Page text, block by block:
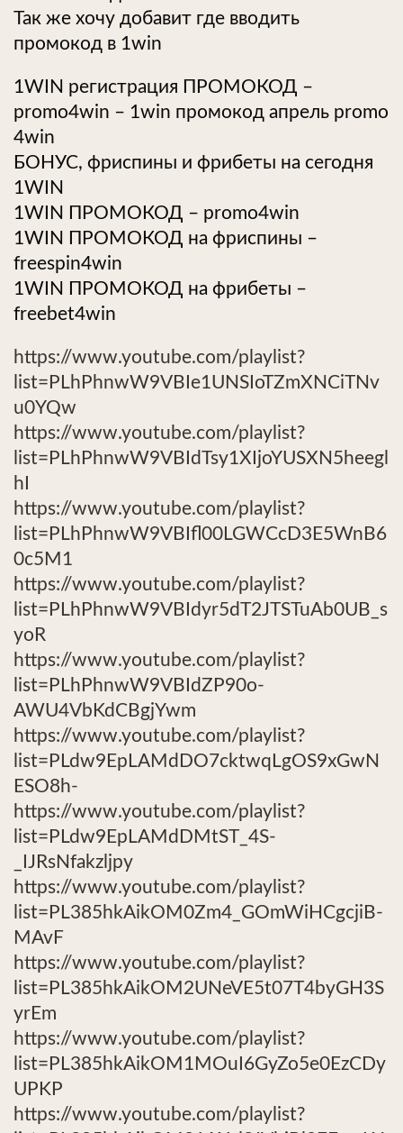
Так же хочу добавит где вводить
промокод в 1win
1WIN регистрация ПРОМОКОД –
promo4win – 1win промокод апрель promo
4win
БОНУС, фриспины и фрибеты на сегодня
1WIN
1WIN ПРОМОКОД – promo4win
1WIN ПРОМОКОД на фриспины –
freespin4win
1WIN ПРОМОКОД на фрибеты –
freebet4win
https://www.youtube.com/playlist?
list=PLhPhnwW9VBIe1UNSIoTZmXNCiTNv
u0YQw
https://www.youtube.com/playlist?
list=PLhPhnwW9VBIdTsy1XIjoYUSXN5heegl
hI
https://www.youtube.com/playlist?
list=PLhPhnwW9VBIfl00LGWCcD3E5WnB6
0c5M1
https://www.youtube.com/playlist?
list=PLhPhnwW9VBIdyr5dT2JTSTuAb0UB_s
yoR
https://www.youtube.com/playlist?
list=PLhPhnwW9VBIdZP90o-
AWU4VbKdCBgjYwm
https://www.youtube.com/playlist?
list=PLdw9EpLAMdDO7cktwqLgOS9xGwN
ESO8h-
https://www.youtube.com/playlist?
list=PLdw9EpLAMdDMtST_4S-
_IJRsNfakzljpy
https://www.youtube.com/playlist?
list=PL385hkAikOM0Zm4_GOmWiHCgcjiB-
MAvF
https://www.youtube.com/playlist?
list=PL385hkAikOM2UNeVE5t07T4byGH3S
yrEm
https://www.youtube.com/playlist?
list=PL385hkAikOM1MOuI6GyZo5e0EzCDy
UPKP
https://www.youtube.com/playlist?